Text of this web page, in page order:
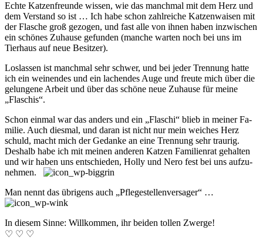
Echte Katz­en­freun­de wiss­en, wie das manch­mal mit dem Herz und
dem Ver­stand so ist … Ich habe schon zahl­reiche Katz­en­wai­sen mit
der Flasche groß ge­zo­gen, und fast alle von ihn­en ha­ben in­zwisch­en
ein schön­es Zu­hau­se ge­fun­den (manche war­ten noch bei uns im
Tier­haus auf neue Be­sitz­er).
Loslassen ist manch­mal sehr schwer, und bei je­der Trenn­ung hatte
ich ein wein­en­des und ein lach­en­des Auge und freu­te mich über die
ge­lung­ene Ar­beit und über das schö­ne neue Zu­hause für mei­ne
„Flaschis“.
Schon einmal war das anders und ein „Flaschi“ blieb in mei­ner Fa­
milie. Auch dies­mal, und da­ran ist nicht nur mein weich­es Herz
schuld, macht mich der Ge­danke an eine Trenn­ung sehr trau­rig.
Des­halb habe ich mit mei­nen an­der­en Katz­en Fa­milien­rat ge­hal­ten
und wir ha­ben uns ent­schie­den, Holly und Nero fest bei uns auf­zu­
nehm­en.
Man nennt das übrig­ens auch „Pfle­ge­stell­en­ver­sa­ger“ …
In diesem Sinne: Will­kom­men, ihr bei­den toll­en Zwerge!
♡ ♡ ♡